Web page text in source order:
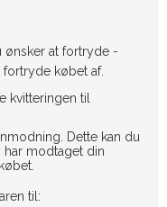
ønsker at fortryde -
fortryde købet af.
kvitteringen til
Dette kan du
har modtaget din
til: